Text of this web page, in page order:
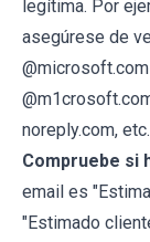
legítima. Por
asegúrese de
noreply.com, etc.
Compruebe si
email es
"Estimado